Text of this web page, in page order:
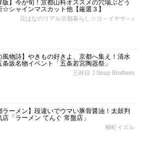
版】今が旬！京都山科オススメの穴場ぶどう
☆シャインマスカット他【厳選３】
豆はなのリアル京都暮らし☆ヨ～イヤサ～♪
風物詩】やきもの好きよ、京都へ集え！清水
条坂名物イベント「五条若宮陶器祭」
三杯目 J Soup Brothers
ラーメン】段違いでウマい豚骨醤油！太鼓判
店「ラーメン てんぐ 常盤店」
柳町イズル